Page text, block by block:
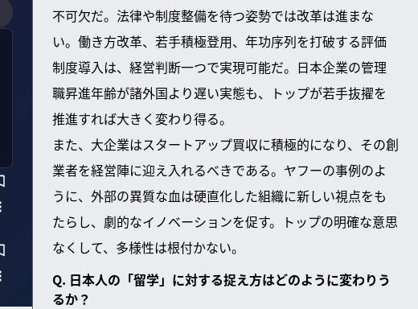
不可欠だ。法律や制度整備を待つ姿勢では改革は進まな
い。働き方改革、若手積極登用、年功序列を打破する評価
制度導入は、経営判断一つで実現可能だ。日本企業の管理
職昇進年齢が諸外国より遅い実態も、トップが若手抜擢を
推進すれば大きく変わり得る。
また、大企業はスタートアップ買収に積極的になり、その創
業者を経営陣に迎え入れるべきである。ヤフーの事例のよ
うに、外部の異質な血は硬直化した組織に新しい視点をも
たらし、劇的なイノベーションを促す。トップの明確な意思
なくして、多様性は根付かない。
Q. 日本人の「留学」に対する捉え方はどのように変わりう
るか？